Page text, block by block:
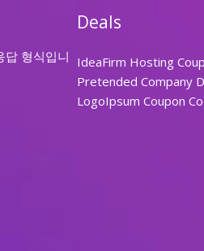
답 형식입니
Deals
IdeaFirm Hosting
Pretended Company
LogoIpsum Coupon